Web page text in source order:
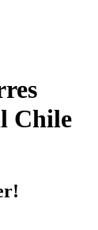
Chile